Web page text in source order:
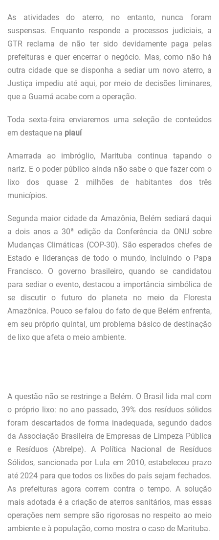
As atividades do aterro, no entanto, nunca foram
suspensas. Enquanto responde a processos judiciais, a
GTR reclama de não ter sido devidamente paga pelas
prefeituras e quer encerrar o negócio. Mas, como não há
outra cidade que se disponha a sediar um novo aterro, a
Justiça impediu até aqui, por meio de decisões liminares,
que a Guamá acabe com a operação.
Toda sexta-feira enviaremos uma seleção de conteúdos
em destaque na piauí
Amarrada ao imbróglio, Marituba continua tapando o
nariz. E o poder público ainda não sabe o que fazer com o
lixo dos quase 2 milhões de habitantes dos três
municípios.
Segunda maior cidade da Amazônia, Belém sediará daqui
a dois anos a 30ª edição da Conferência da ONU sobre
Mudanças Climáticas (COP-30). São esperados chefes de
Estado e lideranças de todo o mundo, incluindo o Papa
Francisco. O governo brasileiro, quando se candidatou
para sediar o evento, destacou a importância simbólica de
se discutir o futuro do planeta no meio da Floresta
Amazônica. Pouco se falou do fato de que Belém enfrenta,
em seu próprio quintal, um problema básico de destinação
de lixo que afeta o meio ambiente.
A questão não se restringe a Belém. O Brasil lida mal com
o próprio lixo: no ano passado, 39% dos resíduos sólidos
foram descartados de forma inadequada, segundo dados
da Associação Brasileira de Empresas de Limpeza Pública
e Resíduos (Abrelpe). A Política Nacional de Resíduos
Sólidos, sancionada por Lula em 2010, estabeleceu prazo
até 2024 para que todos os lixões do país sejam fechados.
As prefeituras agora correm contra o tempo. A solução
mais adotada é a criação de aterros sanitários, mas essas
operações nem sempre são rigorosas no respeito ao meio
ambiente e à população, como mostra o caso de Marituba.